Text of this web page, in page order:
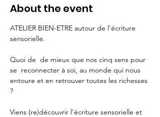
About the event
ATELIER BIEN-ETRE autour de l'écriture
sensorielle.
Quoi de  de mieux que nos cinq sens pour
se  reconnecter à soi, au monde qui nous
entoure et en retrouver toutes les richesses
?
Viens (re)découvrir l'écriture sensorielle et